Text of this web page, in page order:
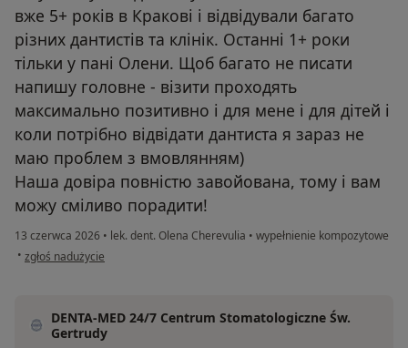
вже 5+ років в Кракові і відвідували багато
різних дантистів та клінік. Останні 1+ роки
тільки у пані Олени. Щоб багато не писати
напишу головне - візити проходять
максимально позитивно і для мене і для дітей і
коли потрібно відвідати дантиста я зараз не
маю проблем з вмовлянням)
Наша довіра повністю завойована, тому і вам
можу сміливо порадити!
13 czerwca 2026 • lek. dent. Olena Cherevulia • wypełnienie kompozytowe
• w opinii użytkownika Ihor Shaposhnyk
zgłoś nadużycie
DENTA-MED 24/7 Centrum Stomatologiczne Św.
Gertrudy